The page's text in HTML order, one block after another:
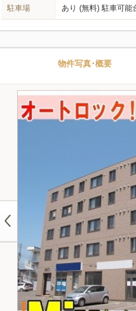
駐車場 あり (無料) 駐車可能
物件写真･概要